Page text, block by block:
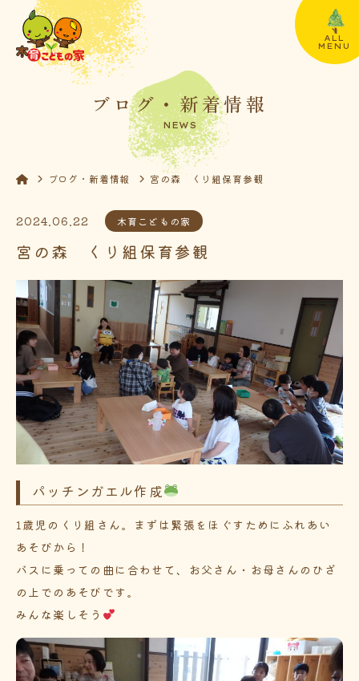
ALL
MENU
ブログ・新着情報
NEWS
ブログ・新着情報 宮の森 くり組保育参観
2024.06.22 木育こどもの家
宮の森 くり組保育参観
パッチンガエル作成
1歳児のくり組さん。まずは緊張をほぐすためにふれあい
あそびから！
バスに乗っての曲に合わせて、お父さん・お母さんのひざ
の上でのあそびです。
みんな楽しそう